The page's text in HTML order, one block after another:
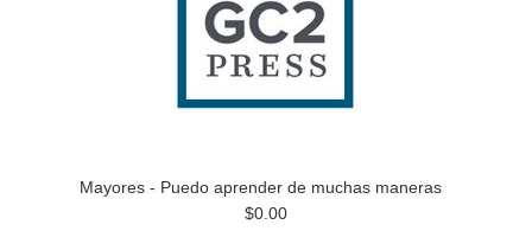
Mayores - Puedo aprender de muchas maneras
$0.00